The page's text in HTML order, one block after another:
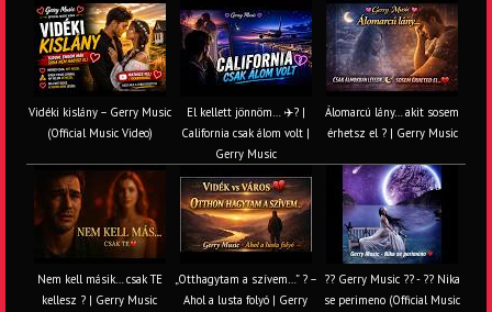
Vidéki kislány – Gerry Music
(Official Music Video)
El kellett jönnöm… ✈️? |
California csak álom volt |
Gerry Music
Álomarcú lány… akit sosem
érhetsz el ? | Gerry Music
Nem kell másik… csak TE
kellesz ? | Gerry Music
„Otthagytam a szívem…” ? –
Ahol a lusta folyó | Gerry
?? Gerry Music ?? - ?? Nika
se perimeno (Official Music